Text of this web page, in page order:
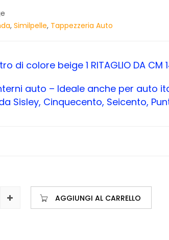
, Similpelle, Tappezzeria Auto
di colore beige 1 RITAGLIO DA CM
auto – Ideale anche per auto
Sisley, Cinquecento, Seicento,
AGGIUNGI AL CARRELLO